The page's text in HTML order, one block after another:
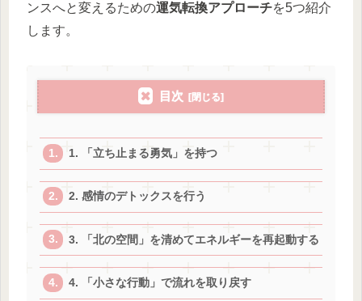
ンスへと変えるための運気転換アプローチを5つ紹介
します。
目次
1. 「立ち止まる勇気」を持つ
2. 感情のデトックスを行う
3. 「北の空間」を清めてエネルギーを再起動する
4. 「小さな行動」で流れを取り戻す